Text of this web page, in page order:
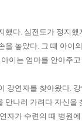
했다. 심전도가 정지했
을 놓았다. 그 때 아이
아이는 엄마를 안아주
강연자를 찾아왔다.
만나러 가려다 자신을
자가 수련의 때 병원